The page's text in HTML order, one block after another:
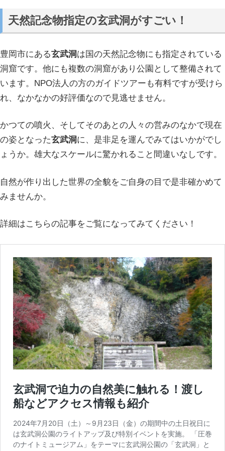
天然記念物指定の玄武洞がすごい！
豊岡市にある玄武洞は国の天然記念物にも指定されている
洞窟です。他にも複数の洞窟があり公園として整備されて
います。NPO法人の方のガイドツアーも有料ですが受けら
れ、なかなかの好評価なので見逃せません。
かつての噴火、そしてそのあとの人々の営みのなかで現在
の姿となった玄武洞に、是非足を運んでみてはいかがでし
ょうか。雄大なスケールに驚かれること間違いなしです。
自然が作り出した世界の全貌をご自身の目で是非確かめて
みませんか。
詳細はこちらの記事をご覧になってみてください！